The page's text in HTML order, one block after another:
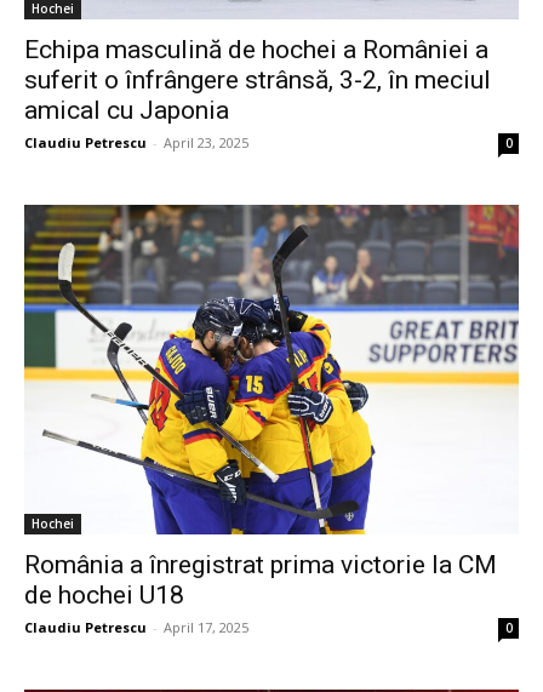
Hochei
Echipa masculină de hochei a României a
suferit o înfrângere strânsă, 3-2, în meciul
amical cu Japonia
Claudiu Petrescu - April 23, 2025 0
Hochei
România a înregistrat prima victorie la CM
de hochei U18
Claudiu Petrescu - April 17, 2025 0